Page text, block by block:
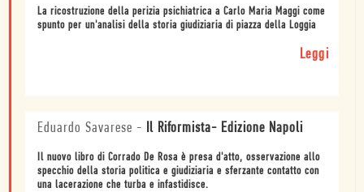
La ricostruzione della perizia psichiatrica a Carlo Maria Maggi come
spunto per un'analisi della storia giudiziaria di piazza della Loggia
Leggi
Eduardo Savarese - Il Riformista- Edizione Napoli
Il nuovo libro di Corrado De Rosa è presa d'atto, osservazione allo
specchio della storia politica e giudiziaria e sferzante contatto con
una lacerazione che turba e infastidisce.